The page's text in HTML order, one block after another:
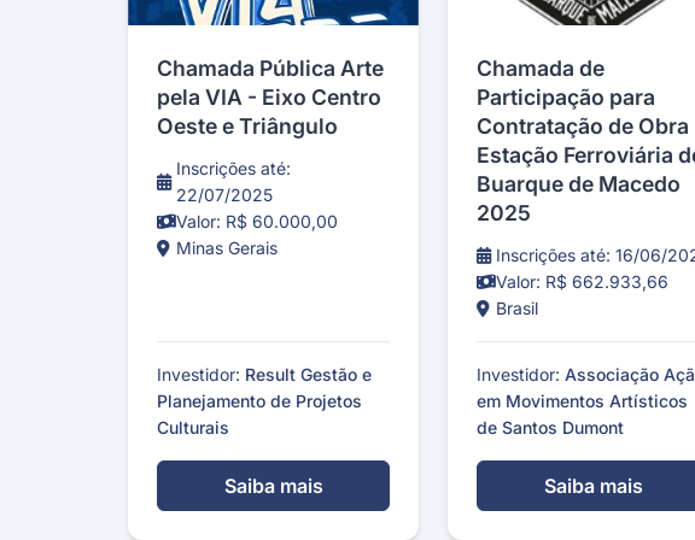
Chamada Pública Arte
pela VIA - Eixo Centro
Oeste e Triângulo
Inscrições até:
22/07/2025
Valor: R$ 60.000,00
Minas Gerais
Investidor: Result Gestão e
Planejamento de Projetos
Culturais
Saiba mais
Chamada de
Participação para
Contratação de Obra
Estação Ferroviária
Buarque de Macedo
2025
Inscrições até: 16/06/
Valor: R$ 662.933,66
Brasil
Investidor:Associação
em Movimentos Artísticos
de Santos Dumont
Saiba mais